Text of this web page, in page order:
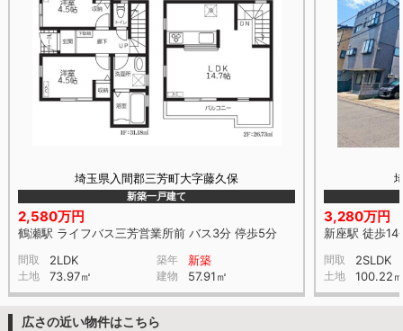
埼玉県入間郡三芳町大字藤久保
新築一戸建て
2,580万円
鶴瀬駅 ライフバス三芳営業所前 バス3分 停歩5分
間取 2LDK 築年 新築
土地 73.97㎡ 建物 57.91㎡
3,280万円
新座駅 徒歩14
間取 2SLDK
土地 100.22
広さの近い物件はこちら